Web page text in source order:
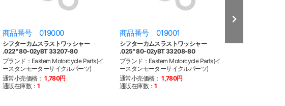
商品番号 019000
シフターカムスラストワッシャー
.022" 80-02yBT 33207-80
ブランド：Eastern Motorcycle Parts(イ
ースタンモーターサイクルパーツ)
通常小売価格： 1,780円
通販在庫数：1
商品番号 019001
シフターカムスラストワッシャー
.025" 80-02yBT 33208-80
ブランド：Eastern Motorcycle Parts(イ
ースタンモーターサイクルパーツ)
通常小売価格： 1,780円
通販在庫数：1
シフターカムス